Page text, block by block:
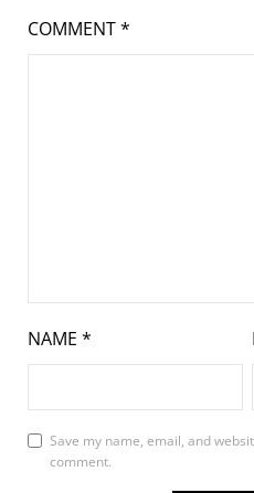
COMMENT*
NAME *
Save my name, email, and
comment.